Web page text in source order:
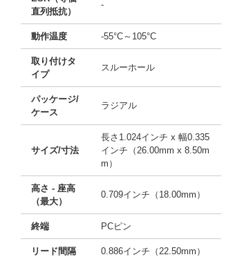
直列抵抗）
-
動作温度 -55°C～105°C
取り付けタ
イプ
スルーホール
パッケージ/
ケース
ラジアル
サイズ/寸法
長さ1.024インチ x 幅0.335
インチ（26.00mm x 8.50m
m）
高さ - 座高
（最大）
0.709インチ（18.00mm）
終端 PCピン
リード間隔 0.886インチ（22.50mm）